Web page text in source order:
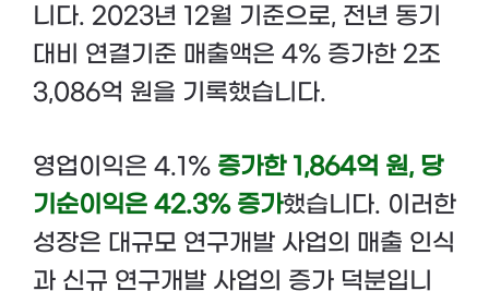
니다. 2023년 12월 기준으로, 전년 동기
대비 연결기준 매출액은 4% 증가한 2조
3,086억 원을 기록했습니다.
영업이익은 4.1% 증가한 1,864억 원, 당
기순이익은 42.3% 증가했습니다. 이러한
성장은 대규모 연구개발 사업의 매출 인식
과 신규 연구개발 사업의 증가 덕분입니